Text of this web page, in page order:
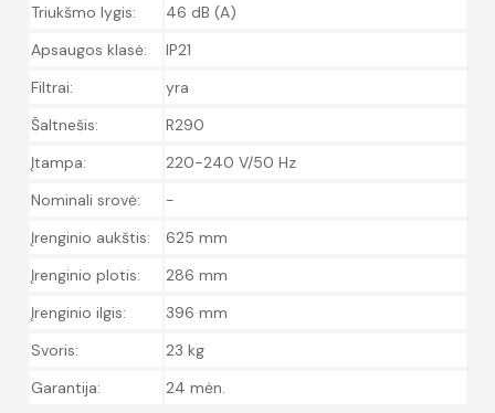
Triukšmo lygis:
46 dB (A)
Apsaugos klasė:
IP21
Filtrai:
yra
Šaltnešis:
R290
Įtampa:
220-240 V/50 Hz
Nominali srovė:
-
Įrenginio aukštis:
625 mm
Įrenginio plotis:
286 mm
Įrenginio ilgis:
396 mm
Svoris:
23 kg
Garantija:
24 mėn.